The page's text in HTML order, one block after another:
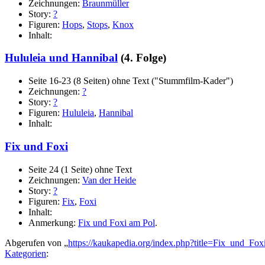
Zeichnungen: Braunmüller
Story: ?
Figuren: Hops, Stops, Knox
Inhalt:
Hululeia und Hannibal (4. Folge)
Seite 16-23 (8 Seiten) ohne Text ("Stummfilm-Kader")
Zeichnungen: ?
Story: ?
Figuren: Hululeia, Hannibal
Inhalt:
Fix und Foxi
Seite 24 (1 Seite) ohne Text
Zeichnungen: Van der Heide
Story: ?
Figuren: Fix, Foxi
Inhalt:
Anmerkung: Fix und Foxi am Pol.
Abgerufen von „https://kaukapedia.org/
Kategorien: